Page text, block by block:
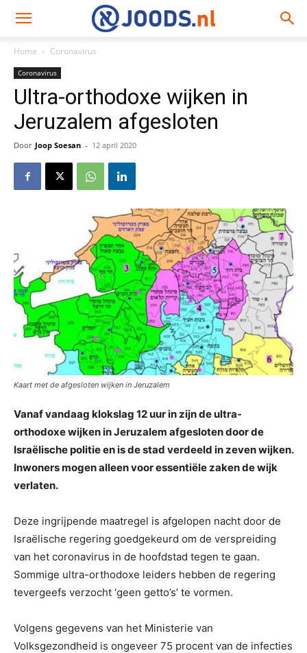
Home Coronavirus
Coronavirus
Ultra-orthodoxe wijken in
Jeruzalem afgesloten
Door Joop Soesan - 12 april 2020
Kaart met de afgesloten wijken in Jeruzalem
Vanaf vandaag klokslag 12 uur in zijn de ultra-
orthodoxe wijken in Jeruzalem afgesloten door de
Israëlische politie en is de stad verdeeld in zeven wijken.
Inwoners mogen alleen voor essentiële zaken de wijk
verlaten.
Deze ingrijpende maatregel is afgelopen nacht door de
Israëlische regering goedgekeurd om de verspreiding
van het coronavirus in de hoofdstad tegen te gaan.
Sommige ultra-orthodoxe leiders hebben de regering
tevergeefs verzocht ‘geen getto’s’ te vormen.
Volgens gegevens van het Ministerie van
Volksgezondheid is ongeveer 75 procent van de infecties